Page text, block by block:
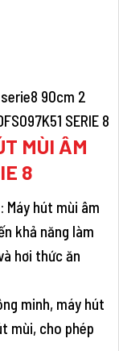
MÙI ÂM
8
Máy hút mùi âm
khả năng làm
hơi thức ăn
minh, máy hút
mùi, cho phép